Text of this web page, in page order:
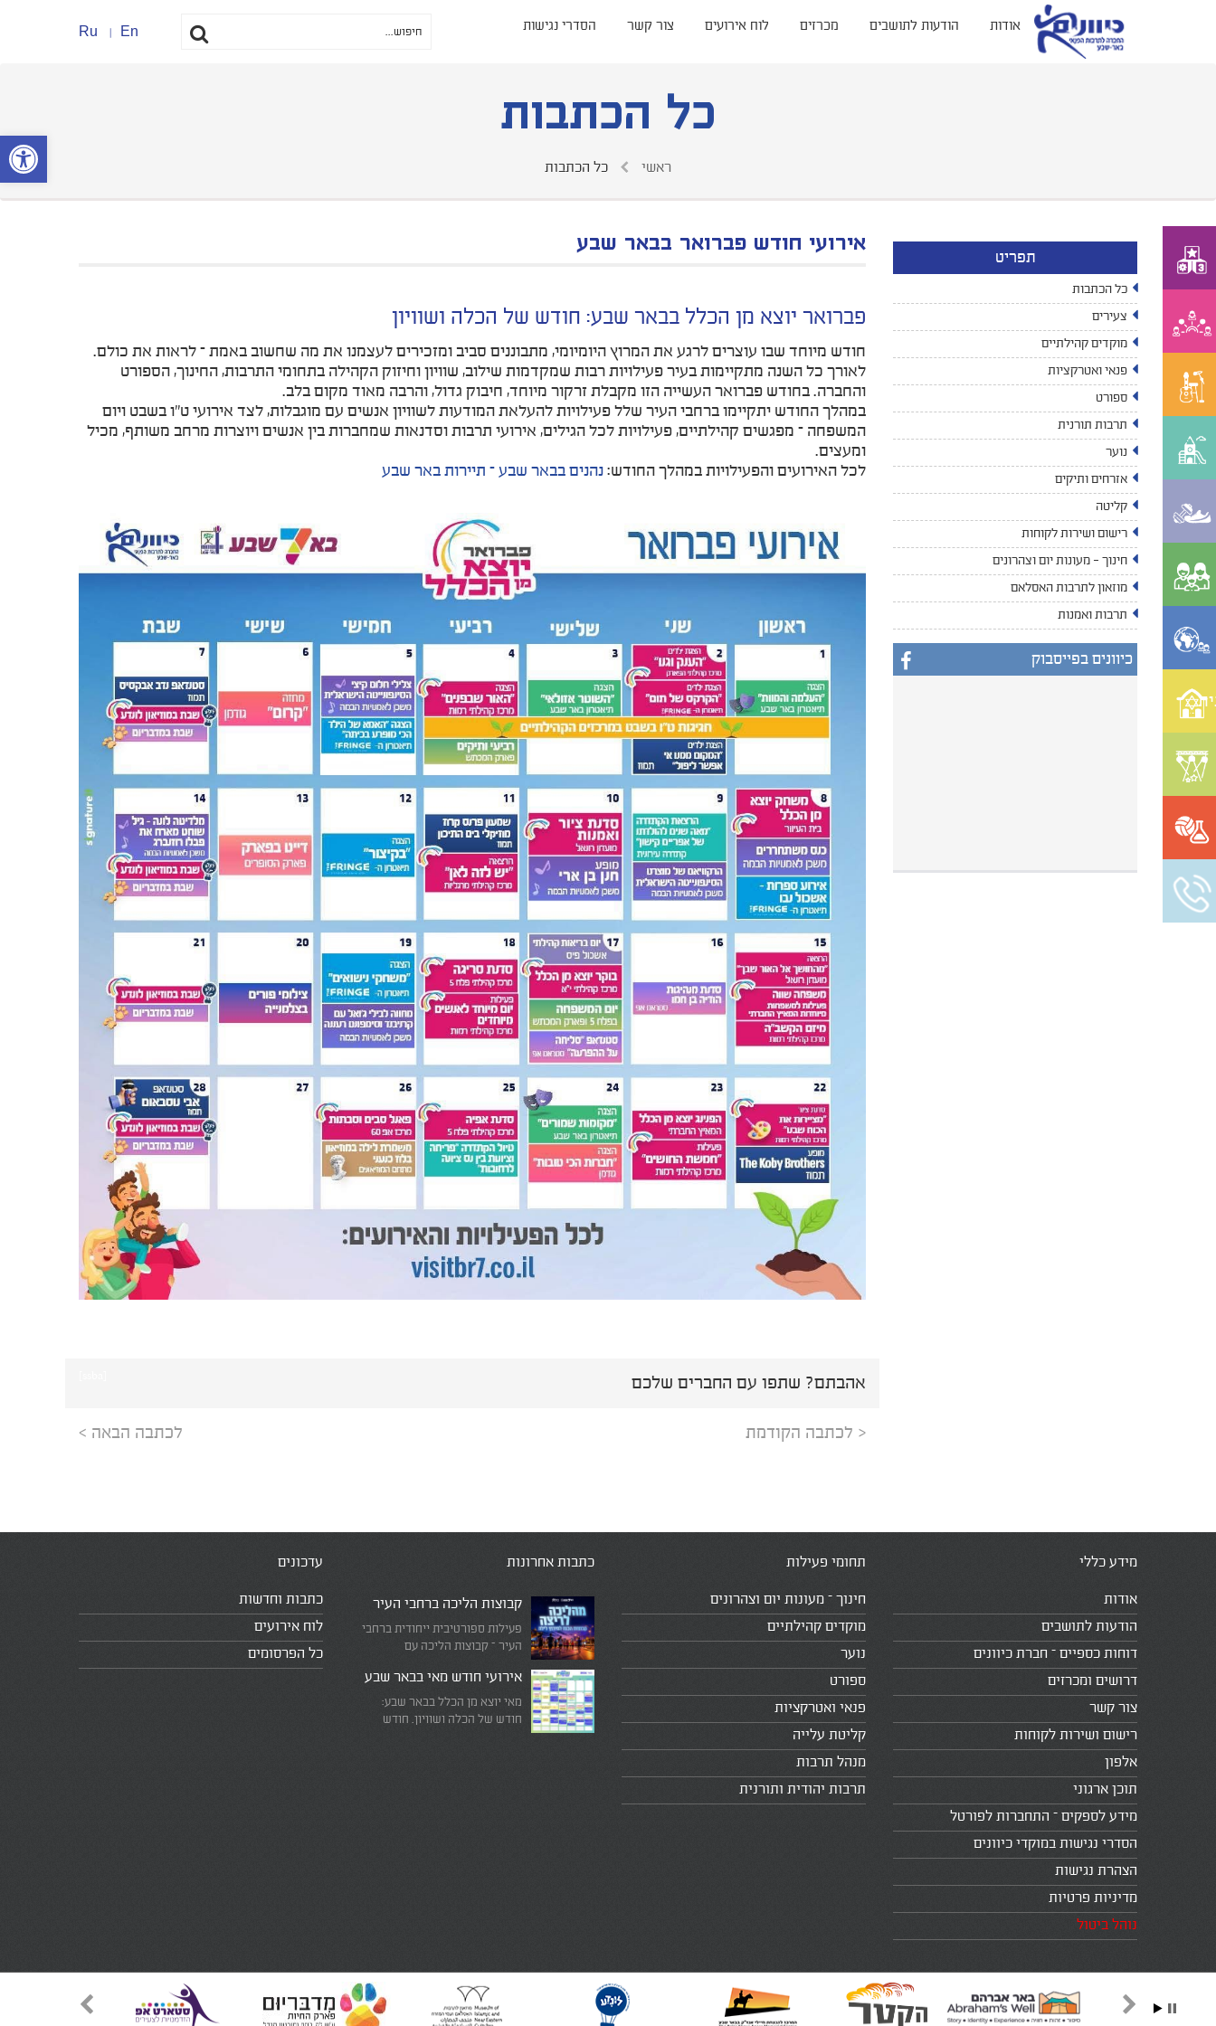
פתח סרגל
אודות הודעות לתושבים מכרזים לוח אירועים צור קשר הסדרי נגישות En
Ru
כל הכתבות
ראשי כל הכתבות
תפריט
כל הכתבות
צעירים
מוקדים קהילתיים
פנאי ואטרקציות
ספורט
תרבות תורנית
נוער
אזרחים ותיקים
קליטה
רישום ושירות לקוחות
חינוך - מעונות יום וצהרונים
מוזאון לתרבות האסלאם
תרבות ואמנות
כיוונים בפייסבוק
אירועי חודש פברואר בבאר שבע
פברואר יוצא מן הכלל בבאר שבע: חודש של הכלה ושוויון
חודש מיוחד שבו עוצרים לרגע את המרוץ היומיומי, מתבוננים סביב ומזכירים לעצמנו את מה שחשוב באמת – לראות את כולם.
לאורך כל השנה מתקיימות בעיר פעילויות רבות שמקדמות שילוב, שוויון וחיזוק הקהילה בתחומי התרבות, החינוך, הספורט
והחברה. בחודש פברואר העשייה הזו מקבלת זרקור מיוחד, חיבוק גדול, והרבה מאוד מקום בלב.
במהלך החודש יתקיימו ברחבי העיר שלל פעילויות להעלאת המודעות לשוויון אנשים עם מוגבלות, לצד אירועי ט״ו בשבט ויום
המשפחה – מפגשים קהילתיים, פעילויות לכל הגילים, אירועי תרבות וסדנאות שמחברות בין אנשים ויוצרות מרחב משותף, מכיל
ומעצים.
לכל האירועים והפעילויות במהלך החודש:נהנים בבאר שבע – תיירות באר שבע
אהבתם? שתפו עם החברים שלכם
< לכתבה הקודמת לכתבה הבאה >
מידע כללי
אודות
הודעות לתושבים
דוחות כספיים – חברת כיוונים
דרושים ומכרזים
צור קשר
רישום ושירות לקוחות
אלפון
תוכן ארגוני
מידע לספקים – התחברות לפורטל
הסדרי נגישות במוקדי כיוונים
הצהרת נגישות
מדיניות פרטיות
נוהל ביטול
תחומי פעילות
חינוך – מעונות יום וצהרונים
מוקדים קהילתיים
נוער
ספורט
פנאי ואטרקציות
קליטת עלייה
מנהל תרבות
תרבות יהודית ותורנית
כתבות אחרונות
קבוצות הליכה ברחבי העיר
פעילות ספורטיבית ייחודית ברחבי
העיר – קבוצות הליכה עם
אירועי חודש מאי בבאר שבע
מאי יוצא מן הכלל בבאר שבע:
חודש של הכלה ושוויון. חודש
עדכונים
כתבות וחדשות
לוח אירועים
כל הפרסומים